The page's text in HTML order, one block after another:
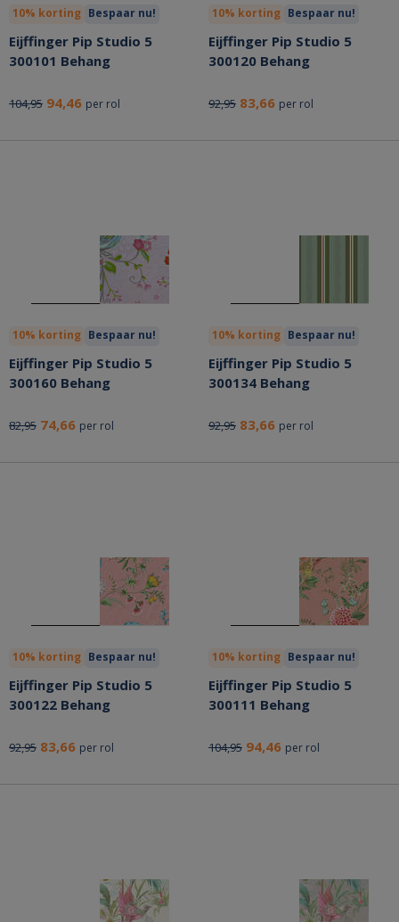
10% korting Bespaar nu!
Eijffinger Pip Studio 5
300101 Behang
104,95 94,46 per rol
10% korting Bespaar nu!
Eijffinger Pip Studio 5
300120 Behang
92,95 83,66 per rol
10% korting Bespaar nu!
Eijffinger Pip Studio 5
300160 Behang
82,95 74,66 per rol
10% korting Bespaar nu!
Eijffinger Pip Studio 5
300134 Behang
92,95 83,66 per rol
10% korting Bespaar nu!
Eijffinger Pip Studio 5
300122 Behang
92,95 83,66 per rol
10% korting Bespaar nu!
Eijffinger Pip Studio 5
300111 Behang
104,95 94,46 per rol